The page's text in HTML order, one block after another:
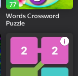
77
Words Crossword
Puzzle